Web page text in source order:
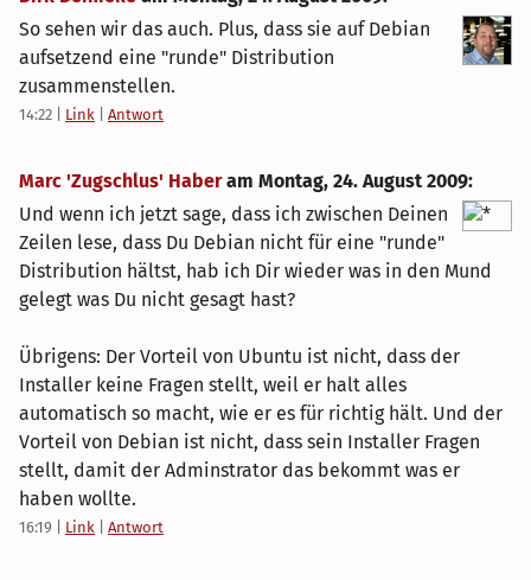
So sehen wir das auch. Plus, dass sie auf Debian
aufsetzend eine "runde" Distribution
zusammenstellen.
14:22 Link Antwort
Marc 'Zugschlus' Haberam Montag, 24. August 2009:
Und wenn ich jetzt sage, dass ich zwischen Deinen
Zeilen lese, dass Du Debian nicht für eine "runde"
Distribution hältst, hab ich Dir wieder was in den Mund
gelegt was Du nicht gesagt hast?
Übrigens: Der Vorteil von Ubuntu ist nicht, dass der
Installer keine Fragen stellt, weil er halt alles
automatisch so macht, wie er es für richtig hält. Und der
Vorteil von Debian ist nicht, dass sein Installer Fragen
stellt, damit der Adminstrator das bekommt was er
haben wollte.
16:19 Link Antwort